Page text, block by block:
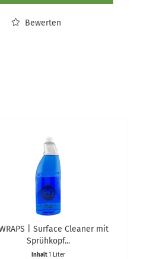
Bewerten
| Surface Cleaner mit
Sprühkopf...
Inhalt1 Liter